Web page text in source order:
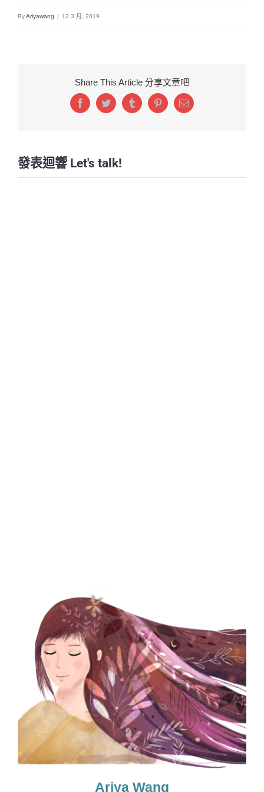
ByAriyawang | 12 3 月, 2019
Share This Article 分享文章吧
FacebookTwitterTumblrPinterestEmail:
發表迴響 Let's talk!
Ariya Wang